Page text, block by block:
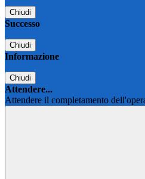
Chiudi
Successo
Chiudi
Informazione
Chiudi
Attendere...
Attendere il completamento